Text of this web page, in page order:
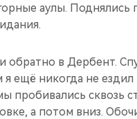
аулы. Поднялись
обратно в Дербент.
ещё никогда не ездил
пробивались сквозь
а потом вниз.